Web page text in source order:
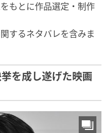
もとに作品選定・制作
するネタバレを含みま
を成し遂げた映画